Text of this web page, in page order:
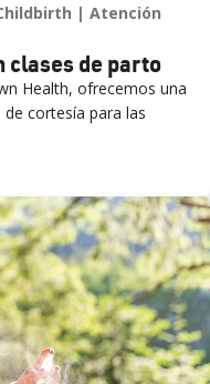
Atención
clases de parto
Health, ofrecemos una
cortesía para las